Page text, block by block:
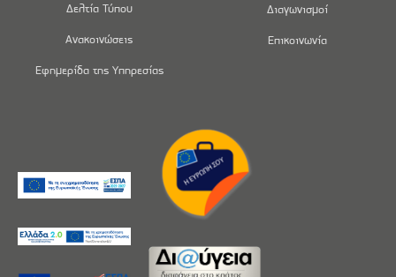
Δελτία Τύπου
Ανακοινώσεις
Εφημερίδα της Υπηρεσίας
Διαγωνισμοί
Επικοινωνία